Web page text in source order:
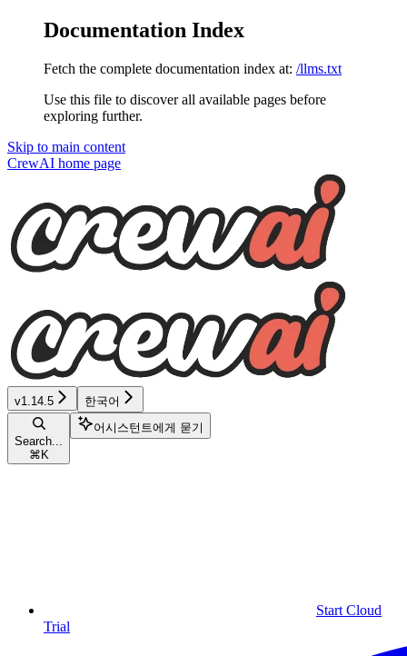
Documentation Index
Fetch the complete documentation index at: /llms.txt
Use this file to discover all available pages before
exploring further.
Skip to main content
CrewAI home page
v1.14.5 한국어
Search...
⌘ K
어시스턴트에게 묻기
Start Cloud
Trial